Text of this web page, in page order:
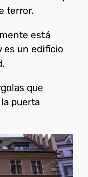
terror.
está
es un edificio
que
puerta